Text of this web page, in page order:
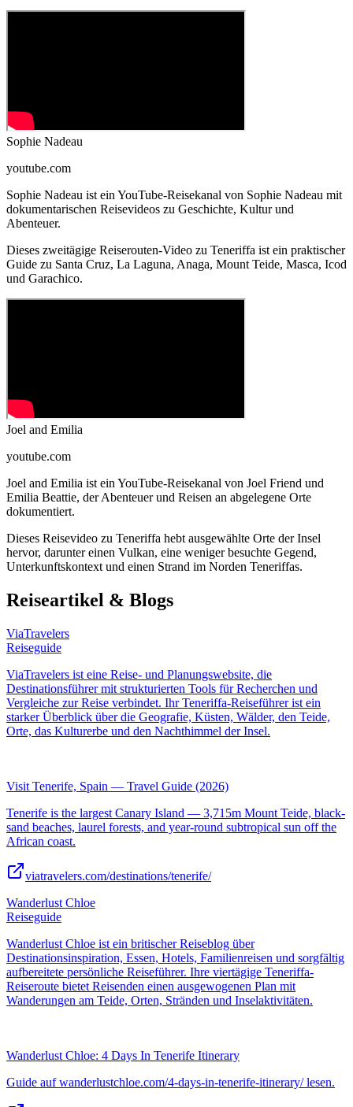
Sophie Nadeau
youtube.com
Sophie Nadeau ist ein YouTube-Reisekanal von Sophie Nadeau mit
dokumentarischen Reisevideos zu Geschichte, Kultur und
Abenteuer.
Dieses zweitägige Reiserouten-Video zu Teneriffa ist ein praktischer
Guide zu Santa Cruz, La Laguna, Anaga, Mount Teide, Masca, Icod
und Garachico.
Joel and Emilia
youtube.com
Joel and Emilia ist ein YouTube-Reisekanal von Joel Friend und
Emilia Beattie, der Abenteuer und Reisen an abgelegene Orte
dokumentiert.
Dieses Reisevideo zu Teneriffa hebt ausgewählte Orte der Insel
hervor, darunter einen Vulkan, eine weniger besuchte Gegend,
Unterkunftskontext und einen Strand im Norden Teneriffas.
Reiseartikel & Blogs
ViaTravelers
Reiseguide
ViaTravelers ist eine Reise- und Planungswebsite, die
Destinationsführer mit strukturierten Tools für Recherchen und
Vergleiche zur Reise verbindet. Ihr Teneriffa-Reiseführer ist ein
starker Überblick über die Geografie, Küsten, Wälder, den Teide,
Orte, das Kulturerbe und den Nachthimmel der Insel.
Visit Tenerife, Spain — Travel Guide (2026)
Tenerife is the largest Canary Island — 3,715m Mount Teide, black-
sand beaches, laurel forests, and year-round subtropical sun off the
African coast.
viatravelers.com/destinations/tenerife/
Wanderlust Chloe
Reiseguide
Wanderlust Chloe ist ein britischer Reiseblog über
Destinationsinspiration, Essen, Hotels, Familienreisen und sorgfältig
aufbereitete persönliche Reiseführer. Ihre viertägige Teneriffa-
Reiseroute bietet Reisenden einen ausgewogenen Plan mit
Wanderungen am Teide, Orten, Stränden und Inselaktivitäten.
Wanderlust Chloe: 4 Days In Tenerife Itinerary
Guide auf wanderlustchloe.com/4-days-in-tenerife-itinerary/ lesen.